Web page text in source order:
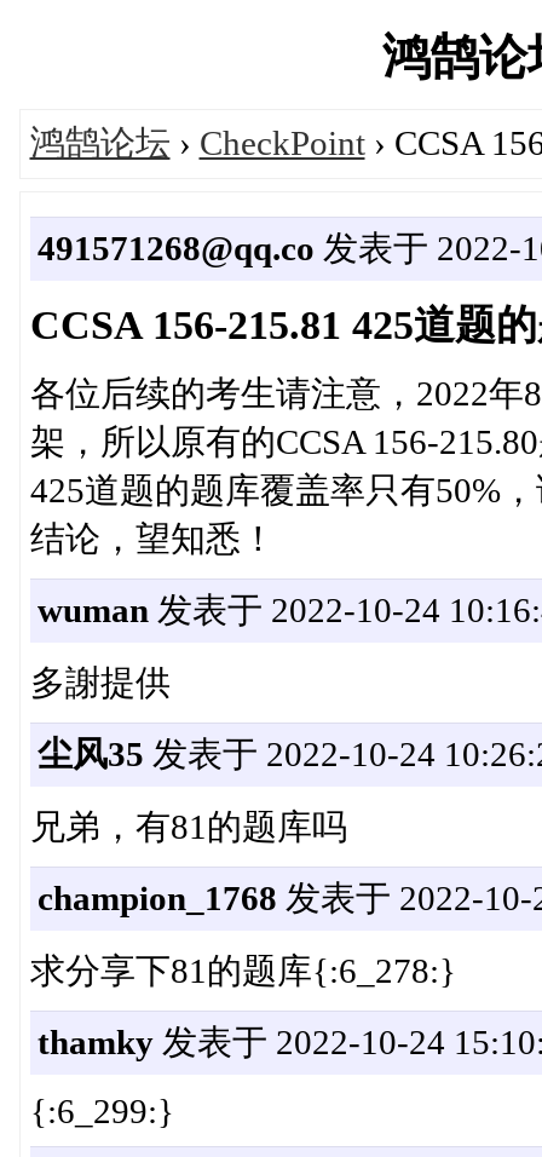
鸿鹄论
鸿鹄论坛 › CheckPoint› CCSA
491571268@qq.co 发表于 2022-
CCSA 156-215.81 425道题
各位后续的考生请注意，2022年
架，所以原有的CCSA 156-
425道题的题库覆盖率只有50%
结论，望知悉！
wuman 发表于 2022-10-24
多謝提供
尘风35 发表于 2022-10-24
兄弟，有81的题库吗
champion_1768 发表于 2022-10-
求分享下81的题库{:6_278:}
thamky发表于 2022-10-24
{:6_299:}